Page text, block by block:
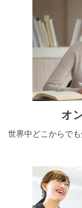
オ
世界中どこからで